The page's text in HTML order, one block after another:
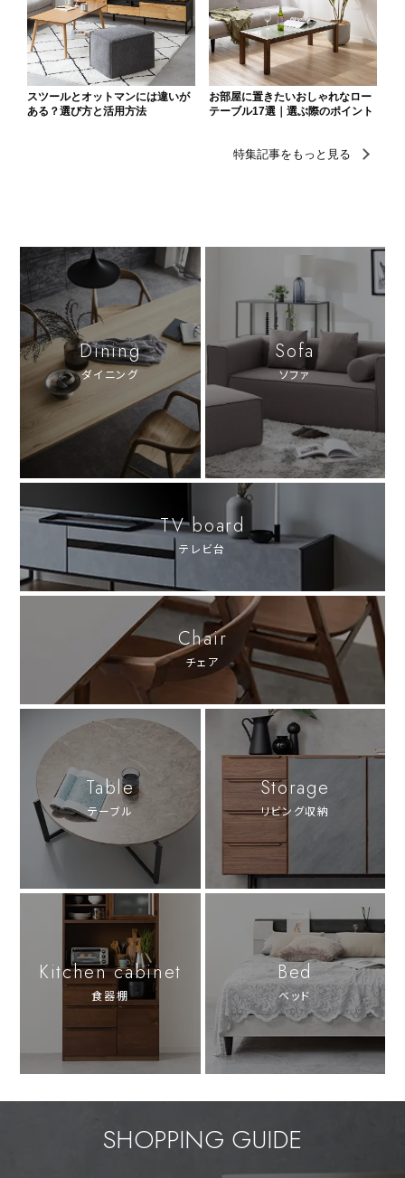
Dining
ダイニング
Sofa
ソファ
TV board
テレビ台
Chair
チェア
Table
テーブル
Storage
リビング収納
Kitchen cabinet
食器棚
Bed
ベッド
SHOPPING GUIDE